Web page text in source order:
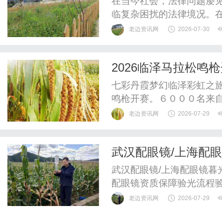
临复杂困扰的法律境况。
要的法律支持和指导，帮
护、代理和其他相关法律
老边资讯网 2026-07-30
2026临泽马拉松鸣
七彩丹霞梦幻临泽彩虹之
鸣枪开赛。６０００名来
霞秘境之约，在世界地质
会指导，临泽县人民政府
老边资讯网 2026-07-29
武汉配眼镜/上海配
武汉配眼镜/上海配眼镜
配眼镜资质保障验光流程
老边资讯网 2026-07-29